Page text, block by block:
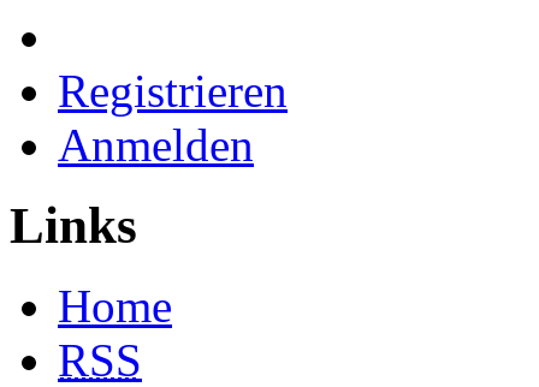
Registrieren
Anmelden
Links
Home
RSS